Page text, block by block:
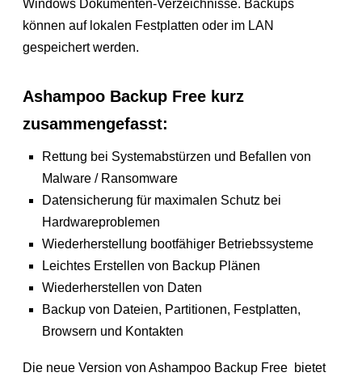
Windows Dokumenten-Verzeichnisse. Backups
können auf lokalen Festplatten oder im LAN
gespeichert werden.
Ashampoo Backup Free kurz
zusammengefasst:
Rettung bei Systemabstürzen und Befallen von
Malware / Ransomware
Datensicherung für maximalen Schutz bei
Hardwareproblemen
Wiederherstellung bootfähiger Betriebssysteme
Leichtes Erstellen von Backup Plänen
Wiederherstellen von Daten
Backup von Dateien, Partitionen, Festplatten,
Browsern und Kontakten
Die neue Version von Ashampoo Backup Free bietet